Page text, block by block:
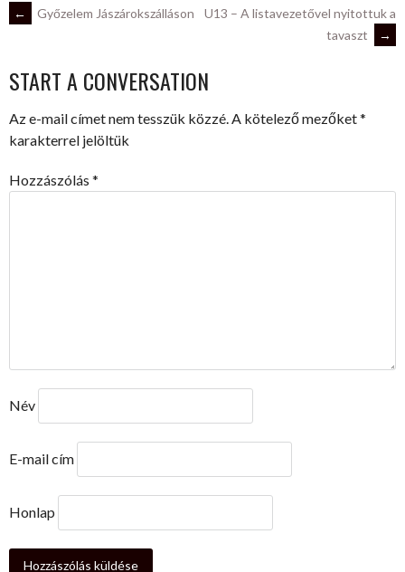
POST
NAVIGATION
← Győzelem Jászárokszálláson
U13 – A listavezetővel nyitottuk a
tavaszt
→
START A CONVERSATION
Az e-mail címet nem tesszük közzé.A kötelező mezőket*
karakterrel jelöltük
Hozzászólás *
Név
E-mail cím
Honlap